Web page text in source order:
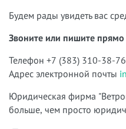
Будем рады увидеть вас
Звоните или пишите прямо
Телефон +7 (383) 310-38-76
Адрес электронной почты
Юридическая фирма
больше, чем просто